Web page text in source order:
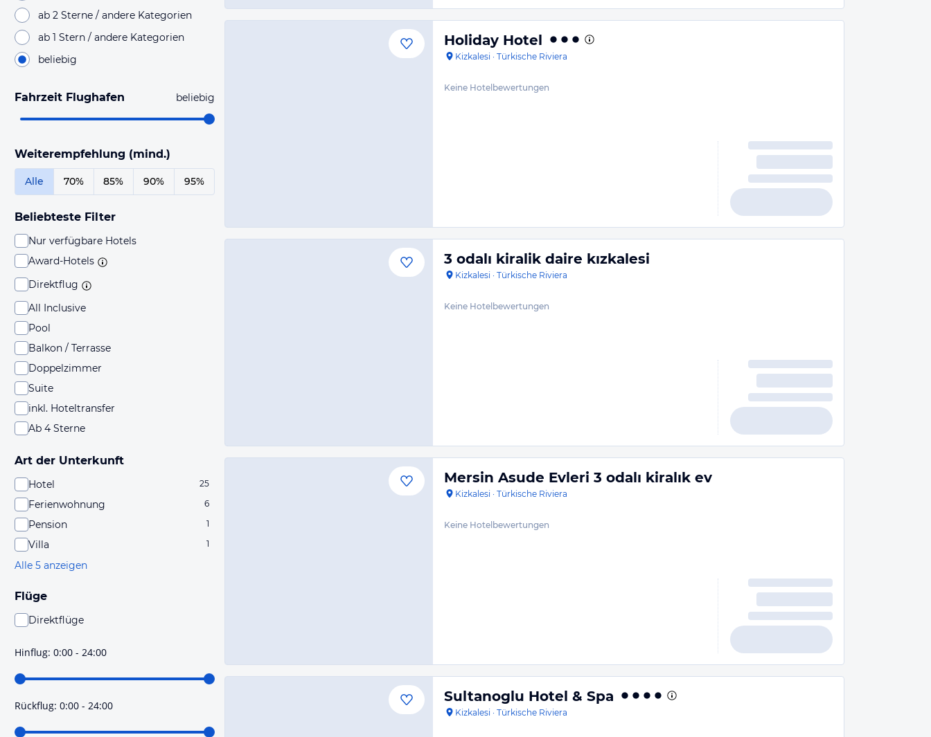
ab 2 Sterne / andere Kategorien
ab 1 Stern / andere Kategorien
beliebig
Fahrzeit Flughafen beliebig
Weiterempfehlung (mind.)
Alle 70% 85% 90% 95%
Beliebteste Filter
Nur verfügbare Hotels
Award-Hotels
Direktflug
All Inclusive
Pool
Balkon / Terrasse
Doppelzimmer
Suite
inkl. Hoteltransfer
Ab 4 Sterne
Art der Unterkunft
Hotel 25
Ferienwohnung 6
Pension 1
Villa 1
Alle 5 anzeigen
Flüge
Direktflüge
hoher Wahrscheinlichkeit Direktflüge sind. Bitte
prüfe vor der Buchung noch einmal die Flugdetails.
Hinflug: 0:00 - 24:00
Rückflug: 0:00 - 24:00
Holiday Hotel
Kizkalesi · Türkische Riviera
Keine Hotelbewertungen
3 odalı kiralik daire kızkalesi
Kizkalesi · Türkische Riviera
Keine Hotelbewertungen
Mersin Asude Evleri 3 odalı kiralık ev
Kizkalesi · Türkische Riviera
Keine Hotelbewertungen
Sultanoglu Hotel & Spa
Kizkalesi · Türkische Riviera